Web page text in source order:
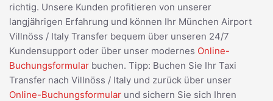
richtig. Unsere Kunden profitieren von unserer
langjährigen Erfahrung und können Ihr München Airport
Villnöss / Italy Transfer bequem über unseren 24/7
Kundensupport oder über unser modernes Online-
Buchungsformular buchen. Tipp: Buchen Sie Ihr Taxi
Transfer nach Villnöss / Italy und zurück über unser
Online-Buchungsformular und sichern Sie sich Ihren